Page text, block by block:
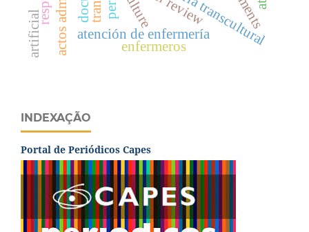
atención de enfermería
enfermeros
culture
artificial
INDEXAÇÃO
Portal de Periódicos Capes